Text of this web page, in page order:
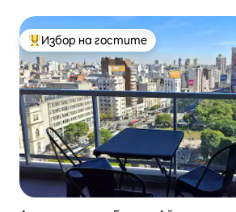
Най-популярен избор на гостите
Избор на гостите